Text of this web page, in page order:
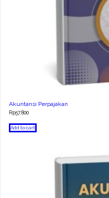
Akuntansi Perpajakan
Rp57.800
Add to cart